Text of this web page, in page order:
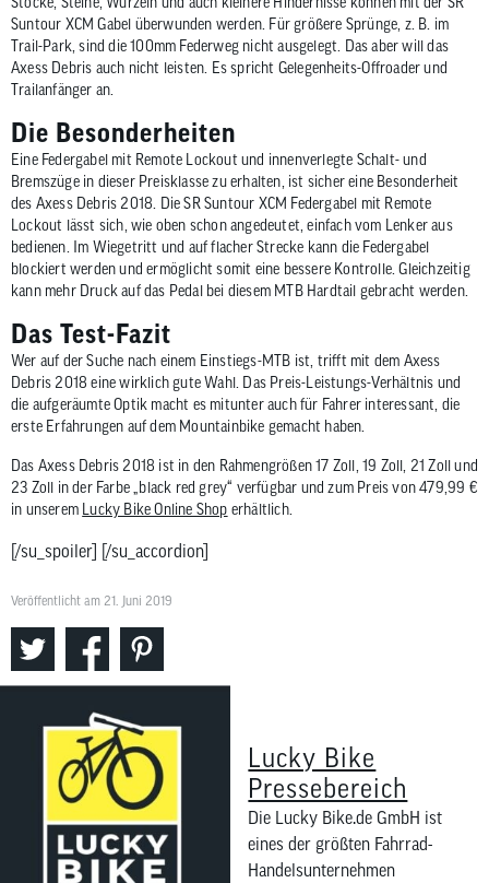
Suntour XCM Gabel überwunden werden. Für größere Sprünge, z. B. im
Trail-Park, sind die 100mm Federweg nicht ausgelegt. Das aber will das
Axess Debris auch nicht leisten. Es spricht Gelegenheits-Offroader und
Trailanfänger an.
Die Besonderheiten
Eine Federgabel mit Remote Lockout und innenverlegte Schalt- und
Bremszüge in dieser Preisklasse zu erhalten, ist sicher eine Besonderheit
des Axess Debris 2018. Die SR Suntour XCM Federgabel mit Remote
Lockout lässt sich, wie oben schon angedeutet, einfach vom Lenker aus
bedienen. Im Wiegetritt und auf flacher Strecke kann die Federgabel
blockiert werden und ermöglicht somit eine bessere Kontrolle. Gleichzeitig
kann mehr Druck auf das Pedal bei diesem MTB Hardtail gebracht werden.
Das Test-Fazit
Wer auf der Suche nach einem Einstiegs-MTB ist, trifft mit dem Axess
Debris 2018 eine wirklich gute Wahl. Das Preis-Leistungs-Verhältnis und
die aufgeräumte Optik macht es mitunter auch für Fahrer interessant, die
erste Erfahrungen auf dem Mountainbike gemacht haben.
Das Axess Debris 2018 ist in den Rahmengrößen 17 Zoll, 19 Zoll, 21 Zoll und
23 Zoll in der Farbe „black red grey“ verfügbar und zum Preis von 479,99 €
in unserem
Lucky Bike Online Shop erhältlich.
[/su_spoiler] [/su_accordion]
Veröffentlicht am 21. Juni 2019
Lucky Bike
Pressebereich
Die Lucky Bike.de GmbH ist
eines der größten Fahrrad-
Handelsunternehmen